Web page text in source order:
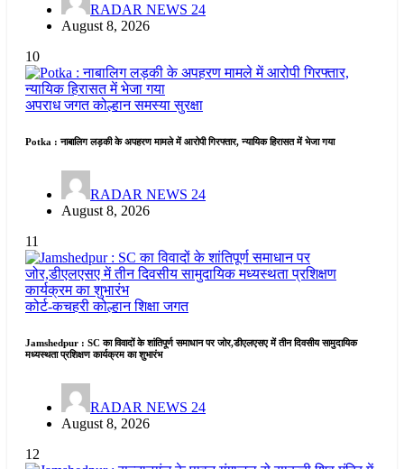
RADAR NEWS 24
August 8, 2026
10
अपराध जगतकोल्हानसमस्यासुरक्षा
Potka : नाबालिग लड़की के अपहरण मामले में आरोपी गिरफ्तार, न्यायिक हिरासत में भेजा गया
RADAR NEWS 24
August 8, 2026
11
कोर्ट-कचहरीकोल्हानशिक्षा जगत
Jamshedpur : SC का विवादों के शांतिपूर्ण समाधान पर जोर,डीएलएसए में तीन दिवसीय सामुदायिक
मध्यस्थता प्रशिक्षण कार्यक्रम का शुभारंभ
RADAR NEWS 24
August 8, 2026
12